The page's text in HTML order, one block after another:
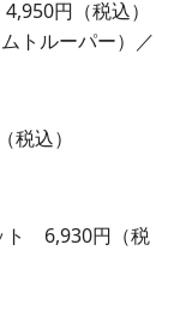
円（税込）
トルーパー）／
税込）
ト 6,930円（税